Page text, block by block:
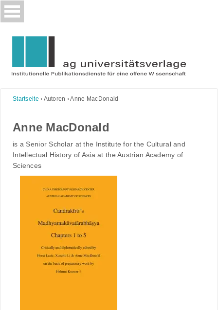
Skip
to
Startseite › Autoren ›Anne MacDonald
Anne MacDonald
is a Senior Scholar at the Institute for the Cultural and
Intellectual History of Asia at the Austrian Academy of
Sciences